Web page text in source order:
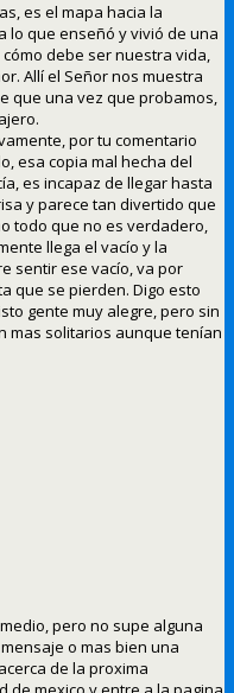
es el mapa hacia la
lo que enseñó y vivió de una
debe ser nuestra vida,
Allí el Señor nos muestra
que una vez que probamos,
por tu comentario
esa copia mal hecha del
es incapaz de llegar hasta
y parece tan divertido que
todo que no es verdadero,
llega el vacío y la
sentir ese vacío, va por
que se pierden. Digo esto
gente muy alegre, pero sin
mas solitarios aunque tenían
pero no supe alguna
o mas bien una
de la proxima